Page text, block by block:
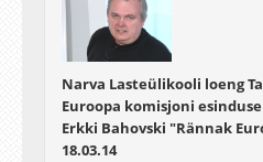
Narva Lasteülikooli loeng
Euroopa komisjoni
Erkki Bahovski "Rännak
18.03.14